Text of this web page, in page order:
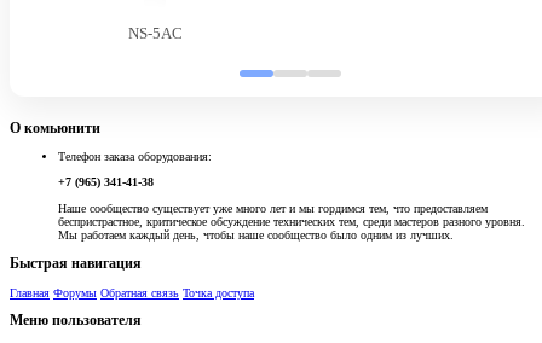
NS-5AC
О комьюнити
Телефон заказа оборудования:
+7 (965) 341-41-38
Наше сообщество существует уже много лет и мы гордимся тем, что предоставляем
беспристрастное, критическое обсуждение технических тем, среди мастеров разного уровня.
Мы работаем каждый день, чтобы наше сообщество было одним из лучших.
Быстрая навигация
Главная Форумы Обратная связь Точка доступа
Меню пользователя